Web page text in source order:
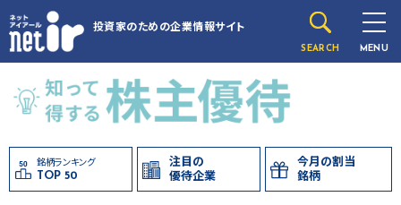
投資家のための企業情報サイト
SEARCH MENU
銘柄ランキング
TOP 50
注目の
優待企業
今月の割当
銘柄